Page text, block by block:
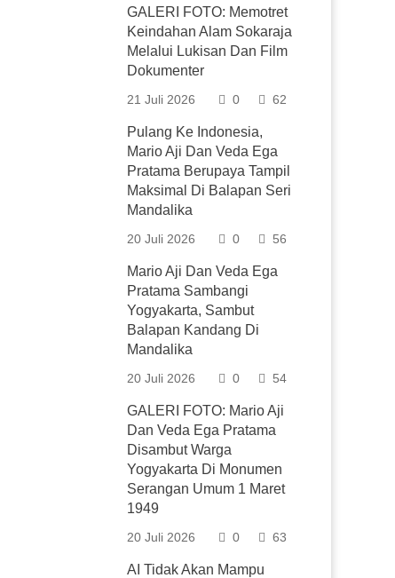
GALERI FOTO: Memotret
Keindahan Alam Sokaraja
Melalui Lukisan Dan Film
Dokumenter
21 Juli 2026 0 62
Pulang Ke Indonesia,
Mario Aji Dan Veda Ega
Pratama Berupaya Tampil
Maksimal Di Balapan Seri
Mandalika
20 Juli 2026 0 56
Mario Aji Dan Veda Ega
Pratama Sambangi
Yogyakarta, Sambut
Balapan Kandang Di
Mandalika
20 Juli 2026 0 54
GALERI FOTO: Mario Aji
Dan Veda Ega Pratama
Disambut Warga
Yogyakarta Di Monumen
Serangan Umum 1 Maret
1949
20 Juli 2026 0 63
AI Tidak Akan Mampu